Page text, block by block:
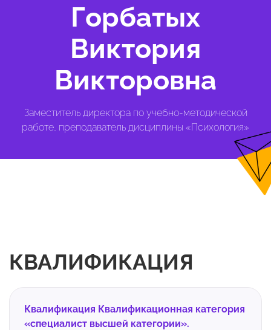
Горбатых
Виктория
Викторовна
Заместитель директора по учебно-методической
работе, преподаватель дисциплины «Психология»
КВАЛИФИКАЦИЯ
Квалификация Квалификационная категория
«специалист высшей категории».